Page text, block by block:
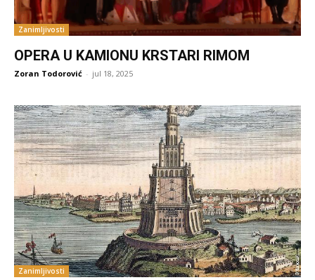
Zanimljivosti
OPERA U KAMIONU KRSTARI RIMOM
Zoran Todorović - jul 18, 2025
Zanimljivosti